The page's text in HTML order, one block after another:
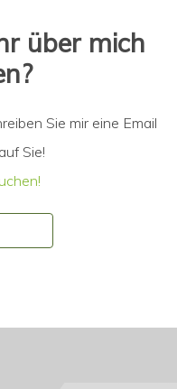
über mich
Sie mir eine Email
Sie!